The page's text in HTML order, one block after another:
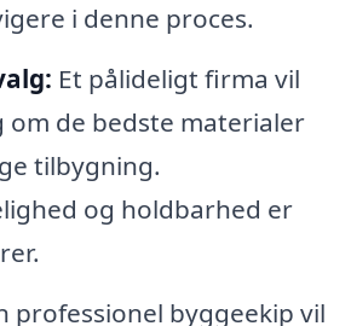
i denne proces.
Et pålideligt firma vil
om de bedste materialer
tilbygning.
og holdbarhed er
professionel byggeekip vil